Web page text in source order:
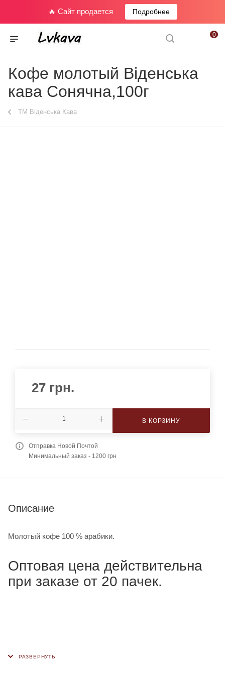
🔥 Сайт продается Подробнее
0
Кофе молотый Віденська
кава Сонячна,100г
ТМ Віденська Кава
27 грн.
В КОРЗИНУ
Отправка Новой Почтой
Минимальный заказ - 1200 грн
Описание
Молотый кофе 100 % арабики.
Оптовая цена действительна
при заказе от 20 пачек.